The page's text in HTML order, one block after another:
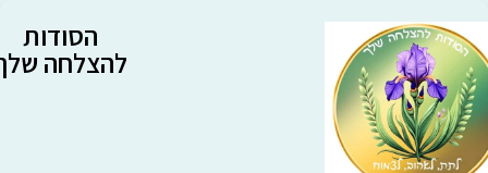
הסודות
להצלחה שלך